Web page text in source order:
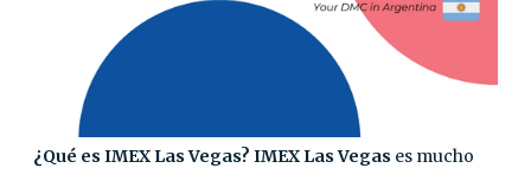
¿Qué es IMEX Las Vegas? IMEX Las Vegas es mucho